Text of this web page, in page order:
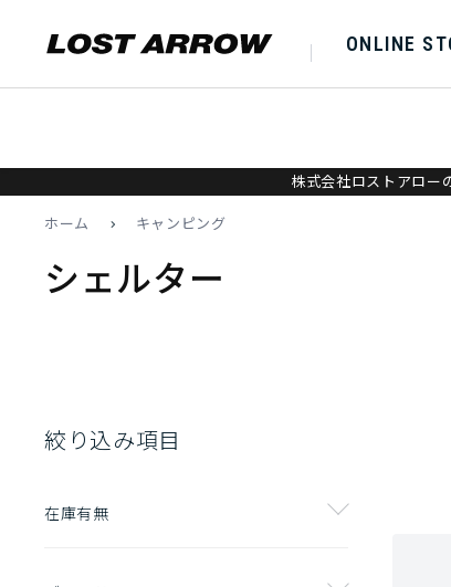
ONLINE
株式会社ロストアロー
ホーム > キャンピング
シェルター
絞り込み項目
在庫有無